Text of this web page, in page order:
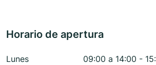
Horario de apertura
Lunes
09:00 a 14:00 -